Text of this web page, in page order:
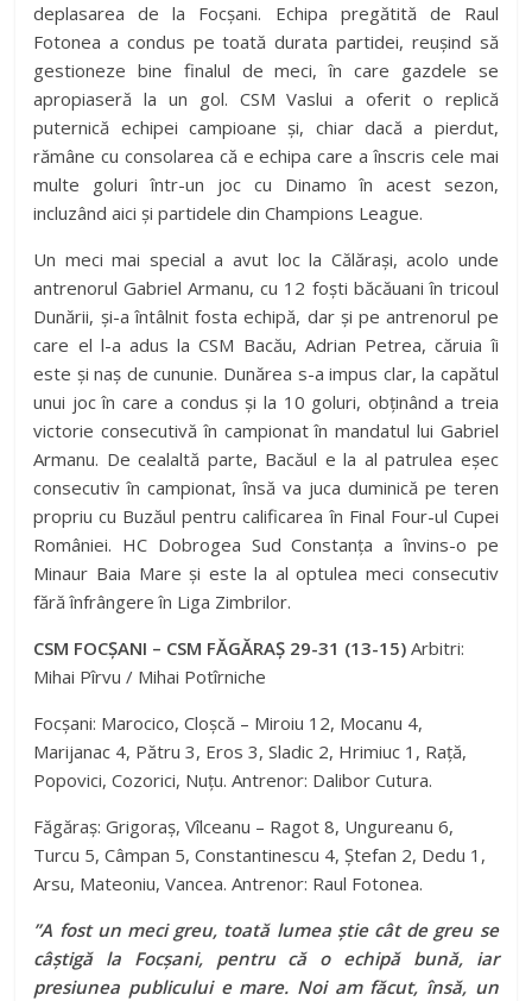
deplasarea de la Focșani. Echipa pregătită de Raul
Fotonea a condus pe toată durata partidei, reușind să
gestioneze bine finalul de meci, în care gazdele se
apropiaseră la un gol. CSM Vaslui a oferit o replică
puternică echipei campioane și, chiar dacă a pierdut,
rămâne cu consolarea că e echipa care a înscris cele mai
multe goluri într-un joc cu Dinamo în acest sezon,
incluzând aici și partidele din Champions League.
Un meci mai special a avut loc la Călărași, acolo unde
antrenorul Gabriel Armanu, cu 12 foști băcăuani în tricoul
Dunării, și-a întâlnit fosta echipă, dar și pe antrenorul pe
care el l-a adus la CSM Bacău, Adrian Petrea, căruia îi
este și naș de cununie. Dunărea s-a impus clar, la capătul
unui joc în care a condus și la 10 goluri, obținând a treia
victorie consecutivă în campionat în mandatul lui Gabriel
Armanu. De cealaltă parte, Bacăul e la al patrulea eșec
consecutiv în campionat, însă va juca duminică pe teren
propriu cu Buzăul pentru calificarea în Final Four-ul Cupei
României. HC Dobrogea Sud Constanța a învins-o pe
Minaur Baia Mare și este la al optulea meci consecutiv
fără înfrângere în Liga Zimbrilor.
CSM FOCȘANI – CSM FĂGĂRAȘ 29-31 (13-15) Arbitri:
Mihai Pîrvu / Mihai Potîrniche
Focșani: Marocico, Cloșcă – Miroiu 12, Mocanu 4,
Marijanac 4, Pătru 3, Eros 3, Sladic 2, Hrimiuc 1, Rață,
Popovici, Cozorici, Nuțu. Antrenor: Dalibor Cutura.
Făgăraș: Grigoraș, Vîlceanu – Ragot 8, Ungureanu 6,
Turcu 5, Câmpan 5, Constantinescu 4, Ștefan 2, Dedu 1,
Arsu, Mateoniu, Vancea. Antrenor: Raul Fotonea.
”A fost un meci greu, toată lumea știe cât de greu se
câștigă la Focșani, pentru că o echipă bună, iar
presiunea publicului e mare. Noi am făcut, însă, un